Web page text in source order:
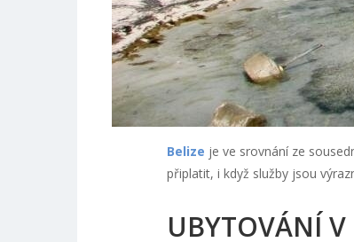
Belize je ve srovnání ze
připlatit, i když služby jsou
UBYTOVÁNÍ V